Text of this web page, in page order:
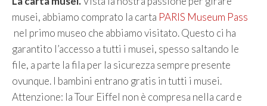
musei, abbiamo comprato la carta PARIS Museum Pass
nel primo museo che abbiamo visitato. Questo ci ha
garantito l’accesso a tutti i musei, spesso saltando le
file, a parte la fila per la sicurezza sempre presente
ovunque. I bambini entrano gratis in tutti i musei.
Attenzione: la Tour Eiffel non è compresa nella card e